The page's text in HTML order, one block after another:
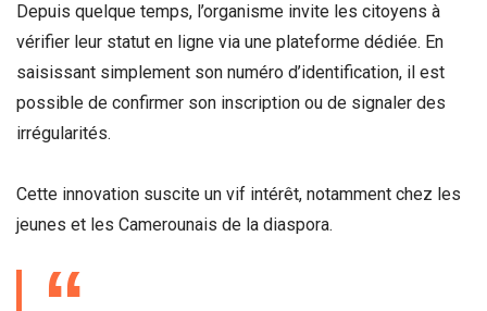
Depuis quelque temps, l’organisme invite les citoyens à
vérifier leur statut en ligne via une plateforme dédiée. En
saisissant simplement son numéro d’identification, il est
possible de confirmer son inscription ou de signaler des
irrégularités.
Cette innovation suscite un vif intérêt, notamment chez les
jeunes et les Camerounais de la diaspora.